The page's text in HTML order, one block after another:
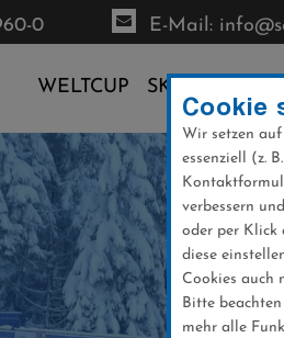
0 E-Mail:
WELTCUP SKI-CLUB
Cookie
Wir setzen
essenziell (z.
verbessern
oder per Klick
diese
Cookies auch
Bitte
mehr alle